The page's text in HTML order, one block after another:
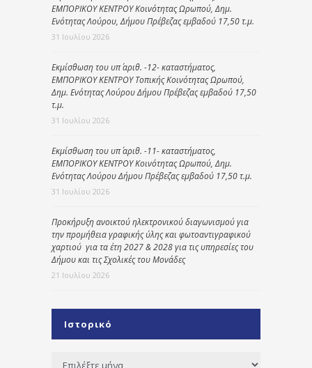
ΕΜΠΟΡΙΚΟΥ ΚΕΝΤΡΟΥ Κοινότητας Ωρωπού, Δημ.
Ενότητας Λούρου, Δήμου Πρέβεζας εμβαδού 17,50 τ.μ.
31 Ιουλίου 2026
Εκμίσθωση του υπ΄ αριθ. -12- καταστήματος,
ΕΜΠΟΡΙΚΟΥ ΚΕΝΤΡΟΥ Τοπικής Κοινότητας Ωρωπού,
Δημ. Ενότητας Λούρου Δήμου Πρέβεζας εμβαδού 17,50
τ.μ.
31 Ιουλίου 2026
Εκμίσθωση του υπ΄ αριθ. -11- καταστήματος,
ΕΜΠΟΡΙΚΟΥ ΚΕΝΤΡΟΥ Κοινότητας Ωρωπού, Δημ.
Ενότητας Λούρου Δήμου Πρέβεζας εμβαδού 17,50 τ.μ.
31 Ιουλίου 2026
Προκήρυξη ανοικτού ηλεκτρονικού διαγωνισμού για
την προμήθεια γραφικής ύλης και φωτοαντιγραφικού
χαρτιού για τα έτη 2027 & 2028 για τις υπηρεσίες του
Δήμου και τις Σχολικές του Μονάδες
21 Ιουλίου 2026
Ιστορικό
Ιστορικό